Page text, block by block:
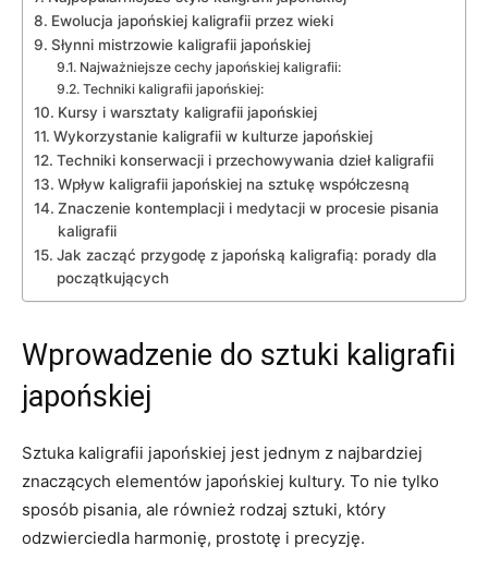
Ewolucja japońskiej kaligrafii przez wieki
Słynni mistrzowie kaligrafii ‌japońskiej
Najważniejsze ⁣cechy japońskiej kaligrafii:
Techniki kaligrafii japońskiej:
Kursy i warsztaty kaligrafii japońskiej
Wykorzystanie⁤ kaligrafii w⁢ kulturze japońskiej
Techniki konserwacji i ⁤przechowywania dzieł kaligrafii
Wpływ⁣ kaligrafii japońskiej na sztukę współczesną
Znaczenie kontemplacji i medytacji w procesie pisania
kaligrafii
Jak zacząć przygodę z‌ japońską⁣ kaligrafią: porady‌ dla
początkujących
Wprowadzenie do sztuki​ kaligrafii
japońskiej
Sztuka kaligrafii japońskiej jest ‌jednym z najbardziej
znaczących elementów japońskiej kultury. To nie ​tylko
sposób pisania, ale również rodzaj sztuki, który
odzwierciedla​ harmonię,⁢ prostotę i precyzję.